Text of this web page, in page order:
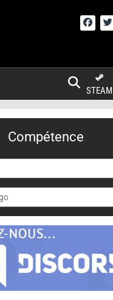
STEAM
Compétence